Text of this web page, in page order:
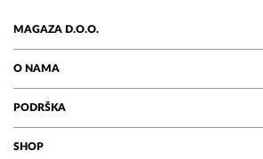
MAGAZA D.O.O.
O NAMA
PODRŠKA
SHOP